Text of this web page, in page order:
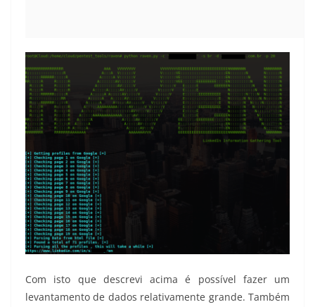
Com isto que descrevi acima é possível fazer um
levantamento de dados relativamente grande. Também